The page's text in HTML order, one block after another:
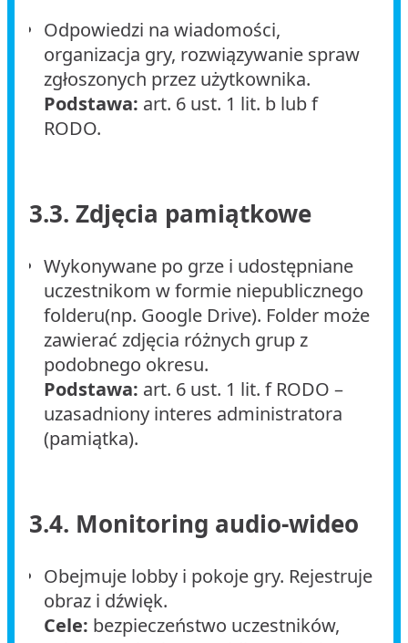
Odpowiedzi na wiadomości,
organizacja gry, rozwiązywanie spraw
zgłoszonych przez użytkownika.
Podstawa: art. 6 ust. 1 lit. b lub f
RODO.
3.3. Zdjęcia pamiątkowe
Wykonywane po grze i udostępniane
uczestnikom w formie niepublicznego
folderu(np. Google Drive). Folder może
zawierać zdjęcia różnych grup z
podobnego okresu.
Podstawa: art. 6 ust. 1 lit. f RODO –
uzasadniony interes administratora
(pamiątka).
3.4. Monitoring audio-wideo
Obejmuje lobby i pokoje gry. Rejestruje
obraz i dźwięk.
Cele: bezpieczeństwo uczestników,